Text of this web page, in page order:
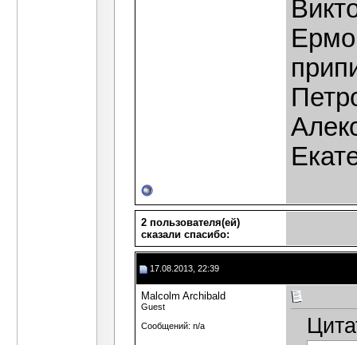
2 пользователя(ей)
сказали cпасибо:
17.08.2013, 22:39
Malcolm Archibald
Guest
Сообщений: n/a